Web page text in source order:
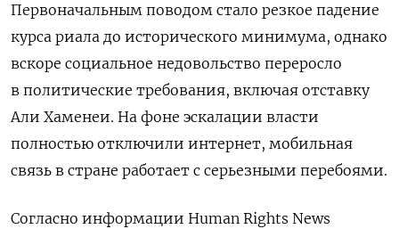
Первоначальным поводом стало резкое падение
курса риала до исторического минимума, однако
вскоре социальное недовольство переросло
в политические требования, включая отставку
Али Хаменеи. На фоне эскалации власти
полностью отключили интернет, мобильная
связь в стране работает с серьезными перебоями.
Согласно информации Human Rights News